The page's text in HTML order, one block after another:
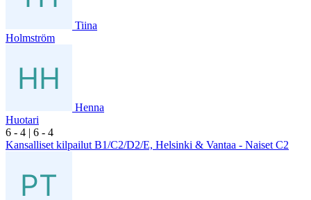
Tiina
Holmström
Henna
Huotari
6 - 4 | 6 - 4
Kansalliset kilpailut B1/C2/D2/E, Helsinki & Vantaa - Naiset C2